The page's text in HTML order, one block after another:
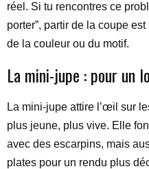
réel. Si tu rencontres ce
porter”, partir de la coupe
de la couleur ou du motif.
La mini-jupe : pour un
La mini-jupe attire l’œil sur
plus jeune, plus vive. Elle
avec des escarpins, mais
plates pour un rendu plus